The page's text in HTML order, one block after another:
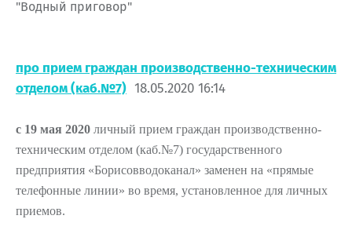
"Водный приговор"
про прием граждан производственно-техническим
отделом (каб.№7) 18.05.2020 16:14
с 19 мая 2020 личный прием граждан производственно-
техническим отделом (каб.№7) государственного
предприятия «Борисовводоканал» заменен на «прямые
телефонные линии» во время, установленное для личных
приемов.